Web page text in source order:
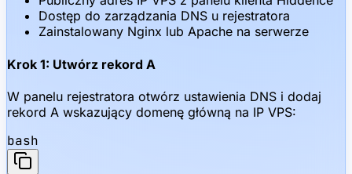
Dostęp do zarządzania DNS u rejestratora
Zainstalowany Nginx lub Apache na serwerze
Krok 1: Utwórz rekord A
W panelu rejestratora otwórz ustawienia DNS i dodaj
rekord A wskazujący domenę główną na IP VPS:
bash